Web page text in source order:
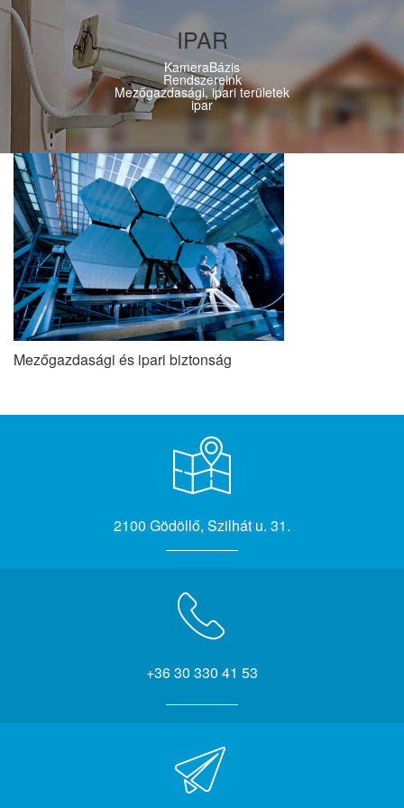
IPAR
KameraBázis
Rendszereink
Mezőgazdasági, ipari területek
ipar
Mezőgazdasági és ipari biztonság
2100 Gödöllő, Szilhát u. 31.
+36 30 330 41 53